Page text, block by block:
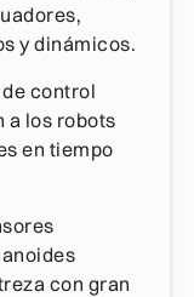
y dinámicos.
control
a los robots
en tiempo
con gran